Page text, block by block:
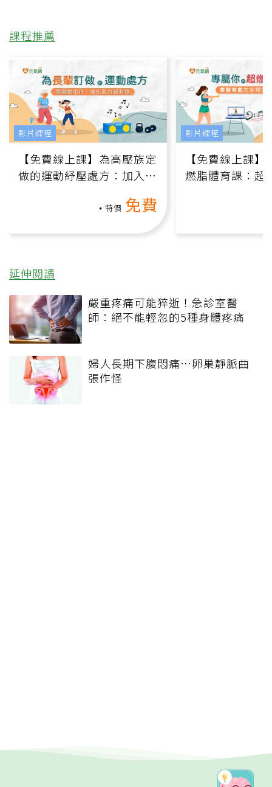
課程推薦
【免費線上課】為高壓族定
做的運動紓壓處方：加入行
特價 免費
影片課程
【免費線上課
燃脂體育課：超
影片課程
延伸閱讀
嚴重疼痛可能猝逝！急診室醫
師：絕不能輕忽的5種身體疼痛
婦人長期下腹悶痛…卵巢靜脈曲
張作怪